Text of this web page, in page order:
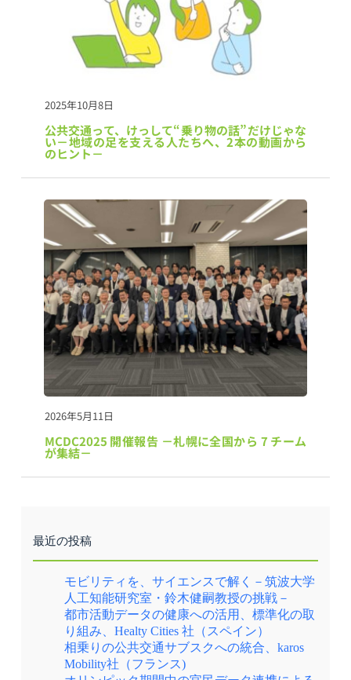
2025年10月8日
公共交通って、けっして“乗り物の話”だけじゃな
い－地域の足を支える人たちへ、2本の動画から
のヒント－
2026年5月11日
MCDC2025 開催報告 －札幌に全国から 7 チーム
が集結－
最近の投稿
モビリティを、サイエンスで解く－筑波大学
人工知能研究室・鈴木健嗣教授の挑戦－
都市活動データの健康への活用、標準化の取
り組み、Healty Cities 社（スペイン）
相乗りの公共交通サブスクへの統合、karos
Mobility社（フランス)